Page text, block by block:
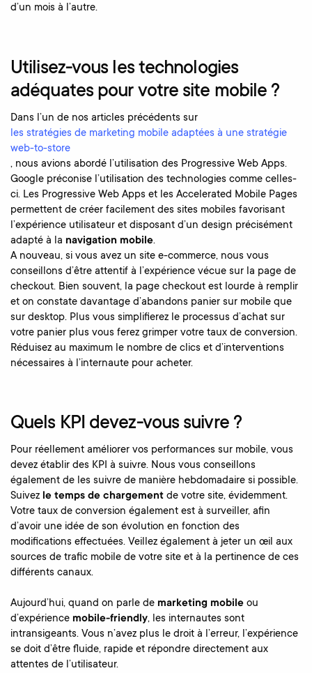
d’un mois à l’autre.
Utilisez-vous les technologies
adéquates pour votre site mobile ?
Dans l’un de nos articles précédents sur
les stratégies de marketing mobile adaptées à une stratégie
web-to-store
, nous avions abordé l’utilisation des Progressive Web Apps.
Google préconise l’utilisation des technologies comme celles-
ci. Les Progressive Web Apps et les Accelerated Mobile Pages
permettent de créer facilement des sites mobiles favorisant
l’expérience utilisateur et disposant d’un design précisément
adapté à la navigation mobile.
A nouveau, si vous avez un site e-commerce, nous vous
conseillons d’être attentif à l’expérience vécue sur la page de
checkout. Bien souvent, la page checkout est lourde à remplir
et on constate davantage d’abandons panier sur mobile que
sur desktop. Plus vous simplifierez le processus d’achat sur
votre panier plus vous ferez grimper votre taux de conversion.
Réduisez au maximum le nombre de clics et d’interventions
nécessaires à l’internaute pour acheter.
Quels KPI devez-vous suivre ?
Pour réellement améliorer vos performances sur mobile, vous
devez établir des KPI à suivre. Nous vous conseillons
également de les suivre de manière hebdomadaire si possible.
Suivez le temps de chargement de votre site, évidemment.
Votre taux de conversion également est à surveiller, afin
d’avoir une idée de son évolution en fonction des
modifications effectuées. Veillez également à jeter un œil aux
sources de trafic mobile de votre site et à la pertinence de ces
différents canaux.
Aujourd’hui, quand on parle de marketing mobile ou
d’expérience mobile-friendly, les internautes sont
intransigeants. Vous n’avez plus le droit à l’erreur, l’expérience
se doit d’être fluide, rapide et répondre directement aux
attentes de l’utilisateur.